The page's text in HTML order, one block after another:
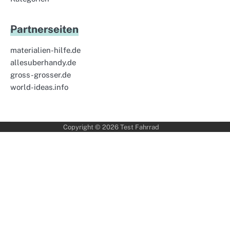
Partnerseiten
materialien-hilfe.de
allesuberhandy.de
gross-grosser.de
world-ideas.info
Copyright © 2026 Test Fahrrad